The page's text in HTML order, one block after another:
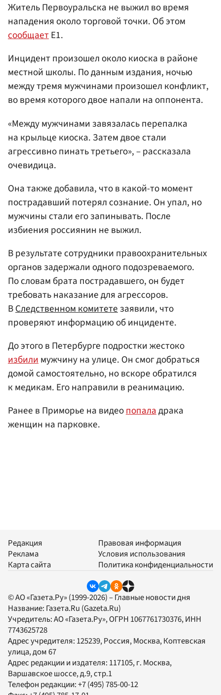
Житель Первоуральска не выжил во время
нападения около торговой точки. Об этом
сообщаетЕ1.
Инцидент произошел около киоска в районе
местной школы. По данным издания, ночью
между тремя мужчинами произошел конфликт,
во время которого двое напали на оппонента.
«Между мужчинами завязалась перепалка
на крыльце киоска. Затем двое стали
агрессивно пинать третьего», – рассказала
очевидица.
Она также добавила, что в какой-то момент
пострадавший потерял сознание. Он упал, но
мужчины стали его запинывать. После
избиения россиянин не выжил.
В результате сотрудники правоохранительных
органов задержали одного подозреваемого.
По словам брата пострадавшего, он будет
требовать наказание для агрессоров.
ВСледственном комитетезаявили, что
проверяют информацию об инциденте.
До этого в Петербурге подростки жестоко
избилимужчину на улице. Он смог добраться
домой самостоятельно, но вскоре обратился
к медикам. Его направили в реанимацию.
Ранее в Приморье на видеопопаладрака
женщин на парковке.
Редакция
Реклама
Карта сайта
Правовая информация
Условия использования
Политика конфиденциальности
© АО «Газета.Ру» (1999-2026) – Главные новости дня
Название: Газета.Ru (Gazeta.Ru)
Учредитель:АО «Газета.Ру», ОГРН 1067761730376, ИНН
7743625728
Адрес учредителя: 125239, Россия, Москва, Коптевская
улица, дом 67
Адрес редакции и издателя: 117105, г. Москва,
Варшавское шоссе, д.9, стр.1
Телефон редакции:+7 (495) 785-00-12